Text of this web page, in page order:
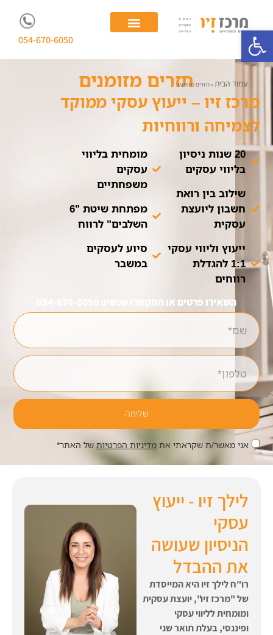
054-670-6050
תזרים מזומנים עמוד הבית»תזרים מזומנים
מרכז זיו – ייעוץ עסקי ממוקד
לצמיחה ורווחיות
20 שנות ניסיון
בליווי עסקים
שילוב בין רואת
חשבון ליועצת
עסקית
ייעוץ וליווי עסקי
1:1 להגדלת
רווחים
מומחית בליווי
עסקים
משפחתיים
מפתחת שיטת "6
השלבים" לרווח
סיוע לעסקים
במשבר
השאירו פרטים או התקשרו עכשיו: 054-670-6050
אני מאשר/ת שקראתי אתמדיניות הפרטיותשל האתר*
שליחה
לילך זיו - ייעוץ
עסקי
הניסיון שעושה
את ההבדל
רו"ח לילך זיו היא המייסדת
של "מרכז זיו", יועצת עסקית
ומומחית לליווי עסקי
ופיננסי,בעלת תואר שני
פתח סרגל נגישות